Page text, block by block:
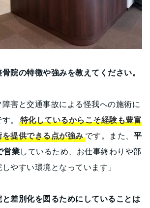
院の特徴や強みを教えてください。
障害と交通事故による怪我への施術に
。
特化しているからこそ経験も豊富
提供できる点が強みです。また、 平
営業しているため、お仕事終わりや部
やすい環境となっています」
差別化を図るためにしていることは